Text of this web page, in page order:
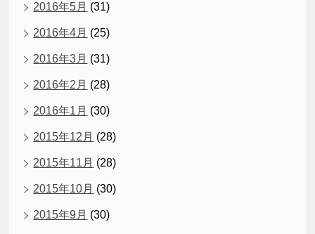
2016年5月 (31)
2016年4月 (25)
2016年3月 (31)
2016年2月 (28)
2016年1月 (30)
2015年12月 (28)
2015年11月 (28)
2015年10月 (30)
2015年9月 (30)